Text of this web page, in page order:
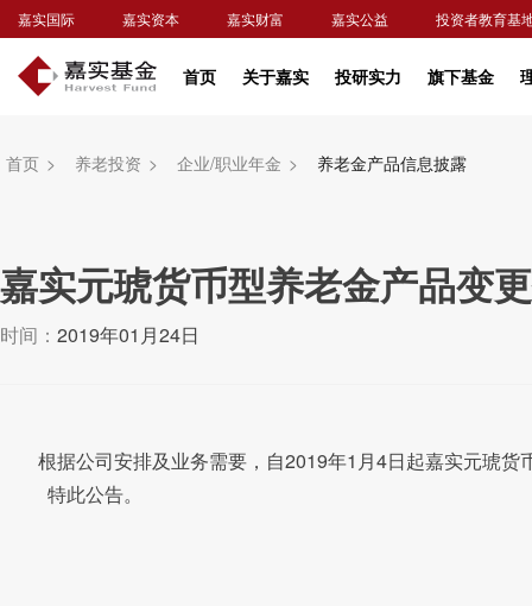
嘉实国际 嘉实资本 嘉实财富 嘉实公益 投资者教育基
首页 关于嘉实 投研实力 旗下基金
首页 > 养老投资 > 企业/职业年金 > 养老金产品信息披露
嘉实元琥货币型养老金产品变
时间： 2019年01月24日
根据公司安排及业务需要，自2019年1 月4日起嘉实元琥货
特此公告。